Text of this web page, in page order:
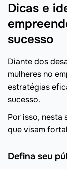
Dicas e
sucesso
Diante dos
mulheres no
estratégias
sucesso.
Por isso, nesta
que visam
Defina seu